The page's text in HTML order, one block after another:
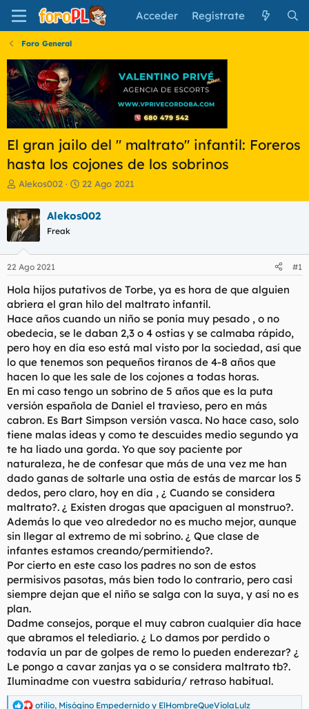
Acceder Regístrate
Foro General
El gran jailo del " maltrato" infantil: Foreros
hasta los cojones de los sobrinos
I
i
c
i
a
d
o
d
e
l
t
e
a
Alekos002
F
h
e
i
c
i
o
22 Ago 2021
Alekos002
Freak
22 Ago 2021 #1
Hola hijos putativos de Torbe, ya es hora de que alguien
abriera el gran hilo del maltrato infantil.
Hace años cuando un niño se ponía muy pesado , o no
obedecia, se le daban 2,3 o 4 ostias y se calmaba rápido,
pero hoy en día eso está mal visto por la sociedad, así que
lo que tenemos son pequeños tiranos de 4-8 años que
hacen lo que les sale de los cojones a todas horas.
En mi caso tengo un sobrino de 5 años que es la puta
versión española de Daniel el travieso, pero en más
cabron. Es Bart Simpson versión vasca. No hace caso, solo
tiene malas ideas y como te descuides medio segundo ya
te ha liado una gorda. Yo que soy paciente por
naturaleza, he de confesar que más de una vez me han
dado ganas de soltarle una ostia de estás de marcar los 5
dedos, pero claro, hoy en día , ¿ Cuando se considera
maltrato?. ¿ Existen drogas que apaciguen al monstruo?.
Además lo que veo alrededor no es mucho mejor, aunque
sin llegar al extremo de mi sobrino. ¿ Que clase de
infantes estamos creando/permitiendo?.
Por cierto en este caso los padres no son de estos
permisivos pasotas, más bien todo lo contrario, pero casi
siempre dejan que el niño se salga con la suya, y así no es
plan.
Dadme consejos, porque el muy cabron cualquier día hace
que abramos el telediario. ¿ Lo damos por perdido o
todavía un par de golpes de remo lo pueden enderezar? ¿
Le pongo a cavar zanjas ya o se considera maltrato tb?.
Iluminadme con vuestra sabiduría/ retraso habitual.
otilio, Misógino Empedernido y ElHombreQueViolaLulz